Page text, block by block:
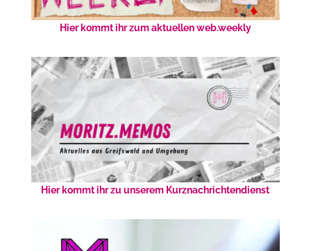
Hier kommt ihr zum aktuellen web.weekly
Hier kommt ihr zu unserem Kurznachrichtendienst